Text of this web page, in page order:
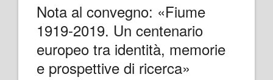
Nota al convegno: «Fiume
1919-2019. Un centenario
europeo tra identità, memorie
e prospettive di ricerca»